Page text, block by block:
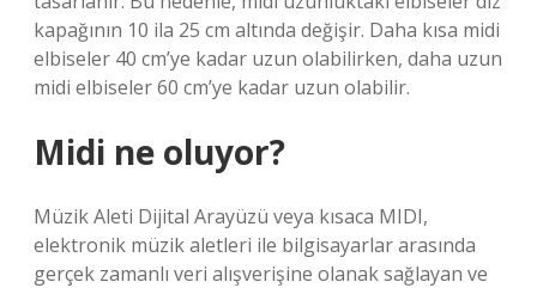
kapağının 10 ila 25 cm altında değişir. Daha kısa midi
elbiseler 40 cm’ye kadar uzun olabilirken, daha uzun
midi elbiseler 60 cm’ye kadar uzun olabilir.
Midi ne oluyor?
Müzik Aleti Dijital Arayüzü veya kısaca MIDI,
elektronik müzik aletleri ile bilgisayarlar arasında
gerçek zamanlı veri alışverişine olanak sağlayan ve